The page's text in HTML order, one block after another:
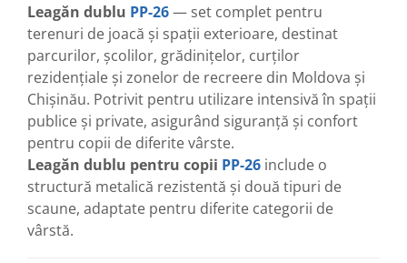
Leagăn dublu PP-26— set complet pentru
terenuri de joacă și spații exterioare, destinat
parcurilor, școlilor, grădinițelor, curților
rezidențiale și zonelor de recreere din Moldova și
Chișinău. Potrivit pentru utilizare intensivă în spații
publice și private, asigurând siguranță și confort
pentru copii de diferite vârste.
Leagăn dublu pentru copii PP-26 include o
structură metalică rezistentă și două tipuri de
scaune, adaptate pentru diferite categorii de
vârstă.